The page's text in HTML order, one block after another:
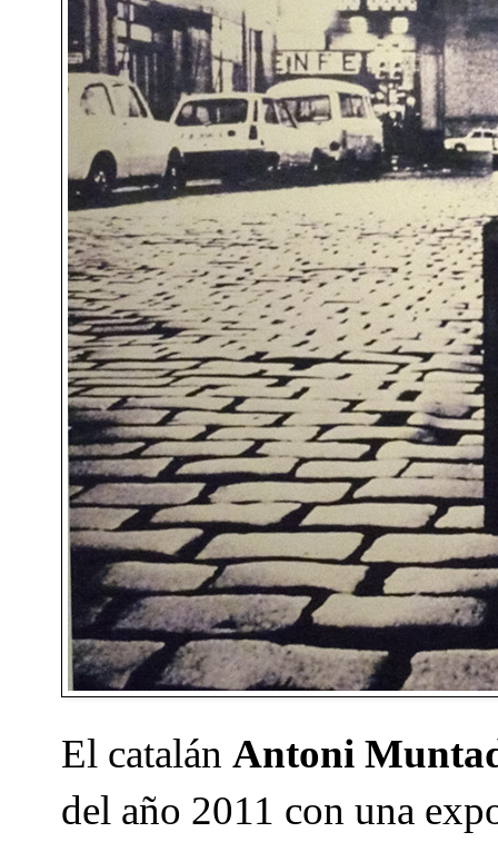
El catalán Antoni
del año 2011 con una